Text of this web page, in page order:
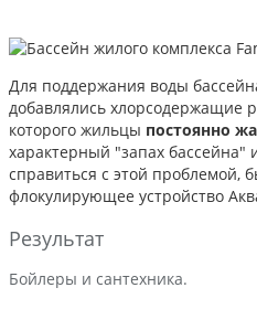
Для поддержания воды
добавлялись хлорсодержащие
которого жильцы постоянно
характерный "запах бассейна"
справиться с этой проблемой,
флокулирующее устройство
Результат
Бойлеры и сантехника.